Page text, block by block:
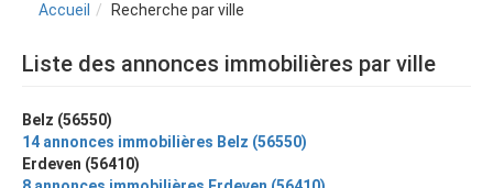
Accueil Recherche par ville
Liste des annonces immobilières par ville
Belz (56550)
14 annonces immobilières Belz (56550)
Erdeven (56410)